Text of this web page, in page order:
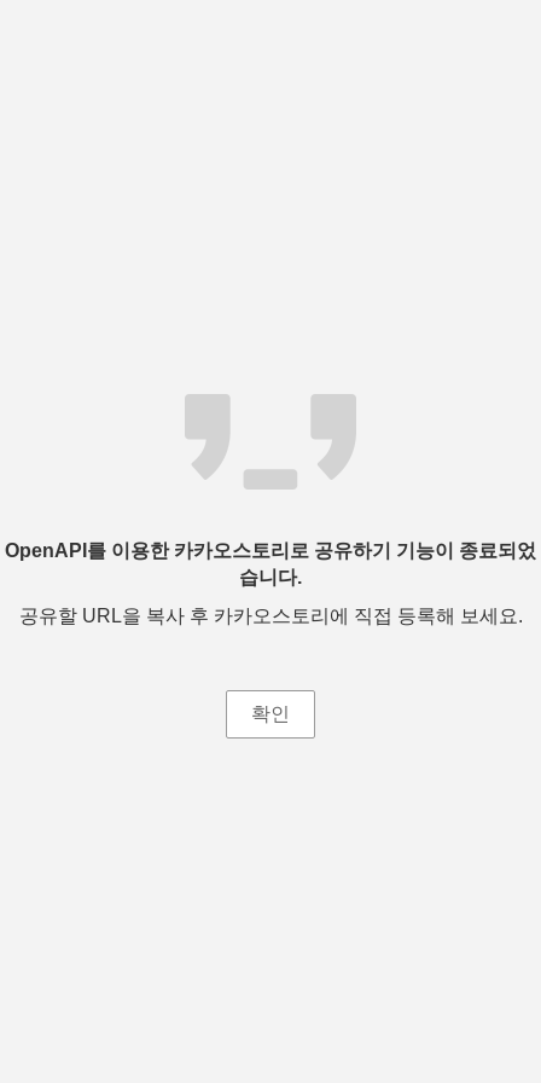
OpenAPI를 이용한 카카오스토리로 공유하기 기능이 종료되었
습니다.
공유할 URL을 복사 후 카카오스토리에 직접 등록해 보세요.
확인